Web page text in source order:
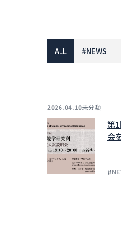
ALL #NEWS
2026.04.10未分類
第
会
#